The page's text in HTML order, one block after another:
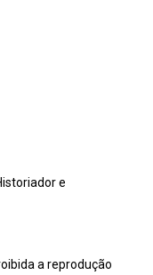
e
a reprodução